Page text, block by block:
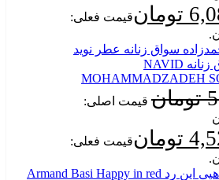
تومانقیمت فعلی:
عطر نوید
محمدزاده سواق زنانه NAVID
MOHAMMADZADEH
تومان قیمت اصلی:
تومانقیمت فعلی: